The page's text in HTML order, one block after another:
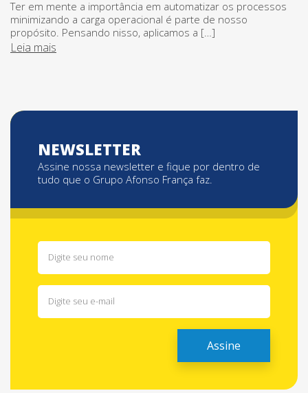
Ter em mente a importância em automatizar os processos
minimizando a carga operacional é parte de nosso
propósito. Pensando nisso, aplicamos a […]
Leia mais
NEWSLETTER
Assine nossa newsletter e fique por dentro de
tudo que o Grupo Afonso França faz.